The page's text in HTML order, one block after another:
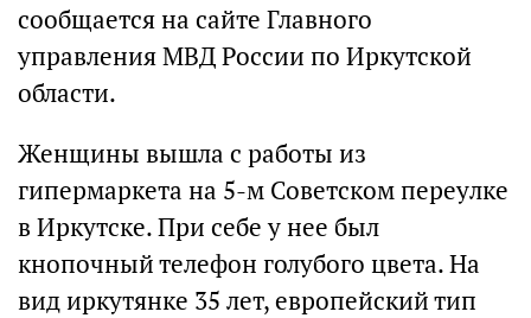
сообщается на сайте Главного
управления МВД России по Иркутской
области.
Женщины вышла с работы из
гипермаркета на 5-м Советском переулке
в Иркутске. При себе у нее был
кнопочный телефон голубого цвета. На
вид иркутянке 35 лет, европейский тип